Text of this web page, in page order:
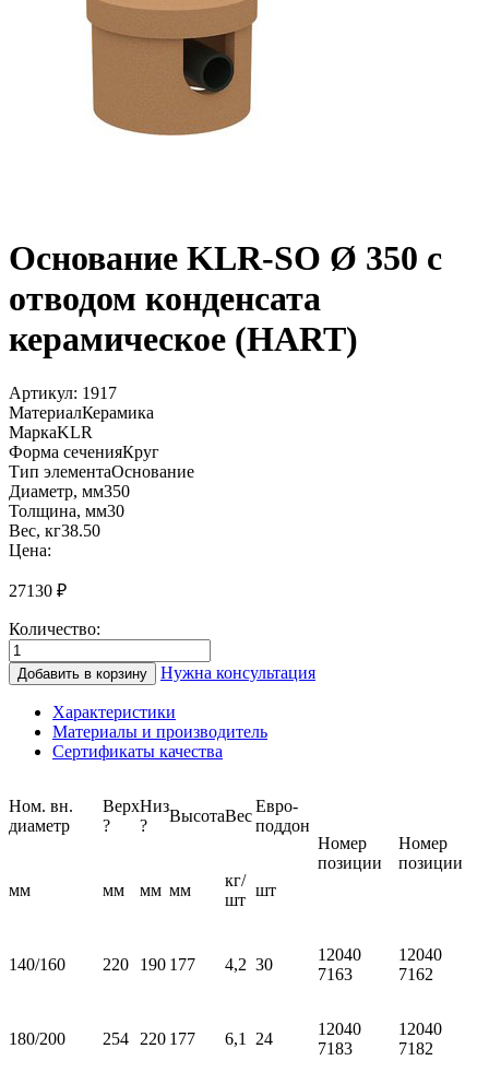
Основание KLR-SO Ø 350 с
отводом конденсата
керамическое (HART)
Артикул: 1917
МатериалКерамика
МаркаKLR
Форма сеченияКруг
Тип элементаОснование
Диаметр, мм350
Толщина, мм30
Вес, кг38.50
Цена:
27130 ₽
Количество:
Количество
товара
Основание
KLR-
отводом
конденсата
Добавить в корзину Нужна консультация
Характеристики
Материалы и производитель
Сертификаты качества
Ном. вн.
диаметр
Верх
?
Низ
?
ВысотаВес
Евро­
поддон
Номер
позиции
Номер
позиции
мм
мм мм мм
кг/
шт
шт
140/160 220 190 177 4,2 30
12040
7163
12040
7162
180/200 254 220 177 6,1 24
12040
7183
12040
7182